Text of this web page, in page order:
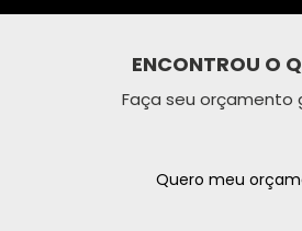
ENCONTROU O
Faça seu orçamento
Quero meu